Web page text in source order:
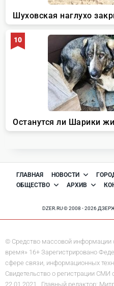
ГЛАВНАЯ НОВОСТИ
ОБЩЕСТВО
АРХИВ
DZER.RU © 2008 - 2026
© Средство массовой информации
время» 16+ Зарегистрировано
сфере связи, информационных
Свидетельство о регистрации
22.01.2021. Главный редактор: